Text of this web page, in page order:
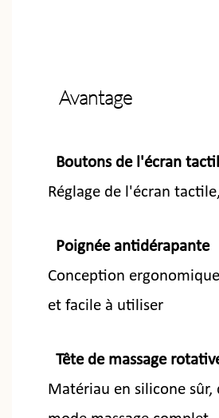
Avantage
Boutons de l'écran
Réglage de l'écran
Poignée antidérapante
Conception
et facile à utiliser
Tête de massage
Matériau en silicone sûr,